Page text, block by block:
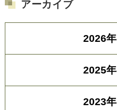
アーカイブ
2026年
2025年
2023年